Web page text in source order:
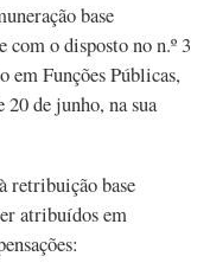
base
com o disposto no n.º 3
em Funções Públicas,
20 de junho, na sua
retribuição base
atribuídos em